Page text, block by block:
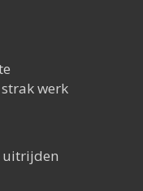
werk
uitrijden